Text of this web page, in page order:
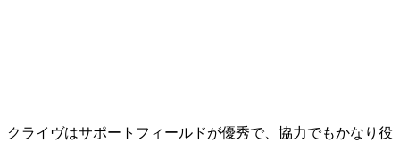
クライヴはサポートフィールドが優秀で、協力でもかなり役